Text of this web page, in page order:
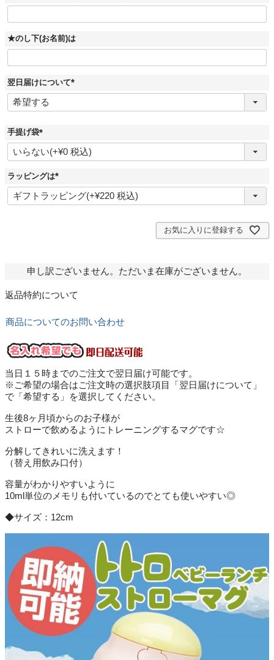
★のし下(お名前)は
翌日届けについて
(
須
手提げ袋
(
必
須
ラッピングは
(
必
須
お気に入りに登録する
申し訳ございません。ただいま在庫がございません。
返品特約について
商品についてのお問い合わせ
当日１５時までのご注文で翌日届け可能です。
※ご希望の場合はご注文時の選択肢項目「翌日届けについて」
で「希望する」を選択してください。
生後8ヶ月頃からのお子様が
ストローで飲めるようにトレーニングするマグです☆
分解してきれいに洗えます！
（替え用飲み口付）
容量がわかりやすいように
10ml単位のメモリも付いているのでとても使いやすい◎
◆サイズ：12cm